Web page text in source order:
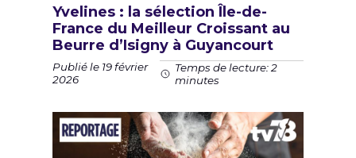
Yvelines : la sélection Île-de-
France du Meilleur Croissant au
Beurre d’Isigny à Guyancourt
Publié le 19 février
2026
Temps de lecture: 2
minutes